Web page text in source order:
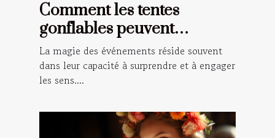
Comment les tentes
gonflables peuvent
transformer vos
événements en spectacles
La magie des événements réside souvent
dans leur capacité à surprendre et à engager
les sens....